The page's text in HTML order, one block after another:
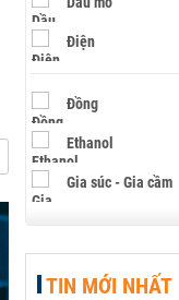
Điện
Đồng
Ethanol
Gia súc - Gia cầm
Hạt điều
TIN MỚI NHẤT